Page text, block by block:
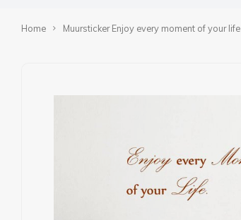
Home Muursticker Enjoy every moment of your life